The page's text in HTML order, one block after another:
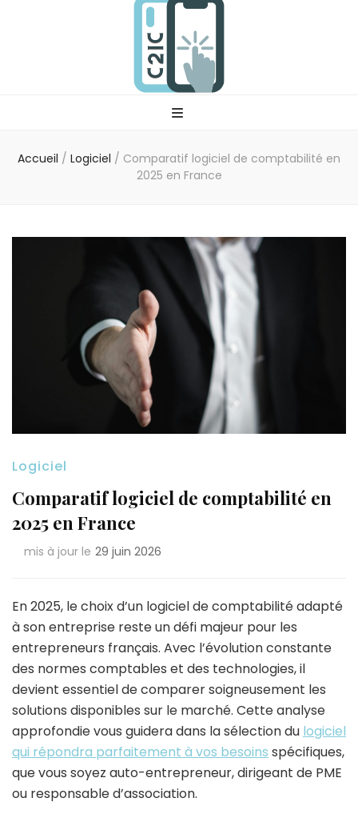
Accueil / Logiciel / Comparatif logiciel de comptabilité en
2025 en France
Logiciel
Comparatif logiciel de comptabilité en
2025 en France
mis à jour le 29 juin 2026
En 2025, le choix d’un logiciel de comptabilité adapté
à son entreprise reste un défi majeur pour les
entrepreneurs français. Avec l’évolution constante
des normes comptables et des technologies, il
devient essentiel de comparer soigneusement les
solutions disponibles sur le marché. Cette analyse
approfondie vous guidera dans la sélection du logiciel
qui répondra parfaitement à vos besoins spécifiques,
que vous soyez auto-entrepreneur, dirigeant de PME
ou responsable d’association.